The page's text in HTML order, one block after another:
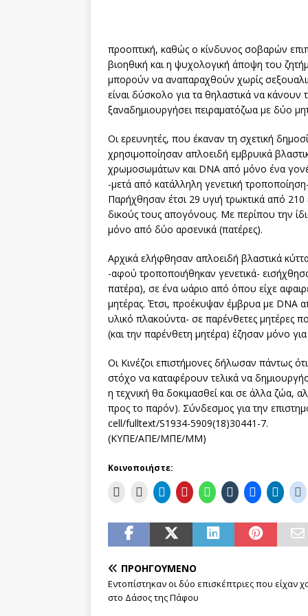
προοπτική, καθώς ο κίνδυνος σοβαρών
βιοηθική και η ψυχολογική άποψη του
μπορούν να αναπαραχθούν χωρίς
είναι δύσκολο για τα θηλαστικά να κάνουν
ξαναδημιουργήσει πειραματόζωα με δύο
Οι ερευνητές, που έκαναν τη σχετική
χρησιμοποίησαν απλοειδή εμβρυικά
χρωμοσωμάτων και DNA από μόνο ένα
-μετά από κατάλληλη γενετική
Παρήχθησαν έτσι 29 υγιή τρωκτικά από
δικούς τους απογόνους. Με περίπου την
μόνο από δύο αρσενικά (πατέρες).
Αρχικά ελήφθησαν απλοειδή βλαστικά
-αφού τροποποιήθηκαν γενετικά-
πατέρα), σε ένα ωάριο από όπου είχε
μητέρας. Έτσι, προέκυψαν έμβρυα με DNA
υλικό πλακούντα- σε παρένθετες μητέρες
(και την παρένθετη μητέρα) έζησαν μόνο
Οι Κινέζοι επιστήμονες δήλωσαν πάντως
στόχο να καταφέρουν τελικά να
η τεχνική θα δοκιμασθεί και σε άλλα ζώα,
προς το παρόν). Σύνδεσμος για την
cell/fulltext/S1934-5909(18)30441-7.
(ΚΥΠΕ/ΑΠΕ/ΜΠΕ/ΜΜ)
Κοινοποιήστε:
ΠΡΟΗΓΟΎΜΕΝΟ
Εντοπίστηκαν οι δύο επισκέπτριες που είχαν
στο Δάσος της Πάφου